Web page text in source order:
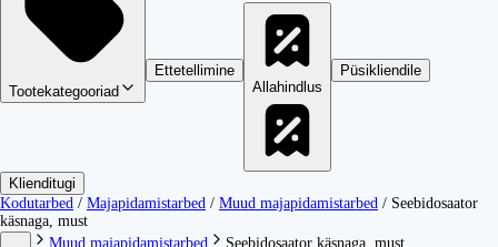
Tootekategooriad
Ettetellimine
Allahindlus
Püsikliendile
Klienditugi
Kodutarbed / Majapidamistarbed / Muud majapidamistarbed / Seebidosaator
käsnaga, must
Muud majapidamistarbed
Seebidosaator käsnaga, must